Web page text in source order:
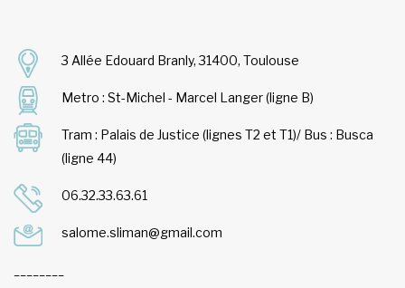
3 Allée Edouard Branly, 31400, Toulouse
Metro : St-Michel - Marcel Langer (ligne B)
Tram : Palais de Justice (lignes T2 et T1)/ Bus : Busca
(ligne 44)
06.32.33.63.61
salome.sliman@gmail.com